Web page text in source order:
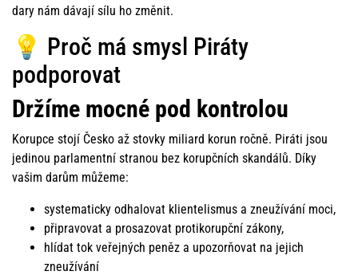
dary nám dávají sílu ho změnit.
💡 Proč má smysl Piráty
podporovat
Držíme mocné pod kontrolou
Korupce stojí Česko až stovky miliard korun ročně. Piráti jsou
jedinou parlamentní stranou bez korupčních skandálů. Díky
vašim darům můžeme:
systematicky odhalovat klientelismus a zneužívání moci,
připravovat a prosazovat protikorupční zákony,
hlídat tok veřejných peněz a upozorňovat na jejich
zneužívání